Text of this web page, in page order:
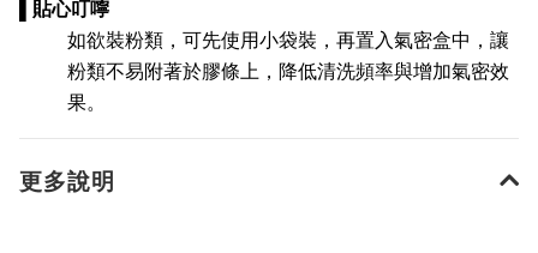
貼心叮嚀
如欲裝粉類，可先使用小袋裝，再置入氣密盒中，讓
粉類不易附著於膠條上，降低清洗頻率與增加氣密效
果。
更多說明